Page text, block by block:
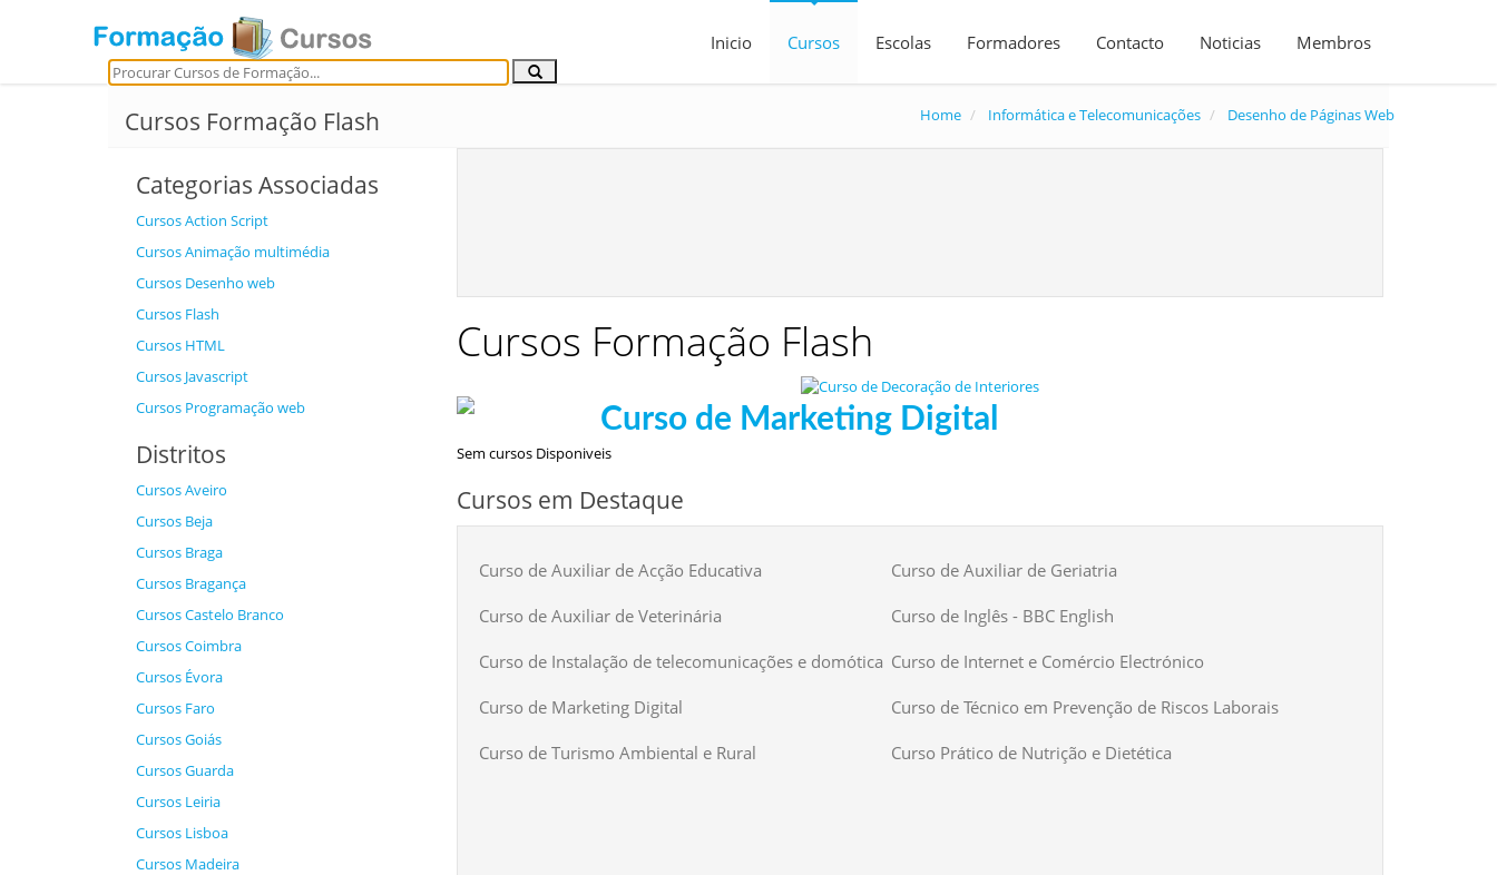
Inicio Cursos Escolas Formadores Contacto Noticias Membros
Cursos Formação Flash Home Informática e Telecomunicações Desenho de Páginas Web
Categorias Associadas
Cursos Action Script
Cursos Animação multimédia
Cursos Desenho web
Cursos Flash
Cursos HTML
Cursos Javascript
Cursos Programação web
Distritos
Cursos Aveiro
Cursos Beja
Cursos Braga
Cursos Bragança
Cursos Castelo Branco
Cursos Coimbra
Cursos Évora
Cursos Faro
Cursos Goiás
Cursos Guarda
Cursos Leiria
Cursos Lisboa
Cursos Madeira
Cursos Formação Flash
Sem cursos Disponiveis
Cursos em Destaque
Curso de Auxiliar de Acção Educativa Curso de Auxiliar de Geriatria
Curso de Auxiliar de Veterinária Curso de Inglês - BBC English
Curso de Instalação de telecomunicações e domótica Curso de Internet e Comércio Electrónico
Curso de Marketing Digital Curso de Técnico em Prevenção de Riscos Laborais
Curso de Turismo Ambiental e Rural Curso Prático de Nutrição e Dietética